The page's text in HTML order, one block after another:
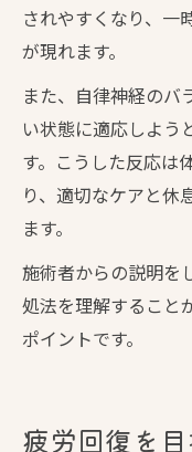
されやすくなり、一
が現れます。
また、自律神経のバ
い状態に適応しよう
す。こうした反応は
り、適切なケアと休
ます。
施術者からの説明を
処法を理解すること
ポイントです。
疲労回復を